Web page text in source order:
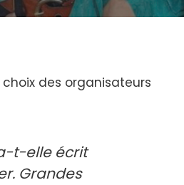
des organisateurs
t-elle écrit
Grandes